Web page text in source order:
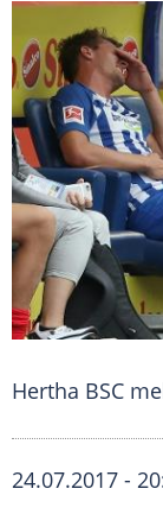
Hertha BSC
24.07.2017 -